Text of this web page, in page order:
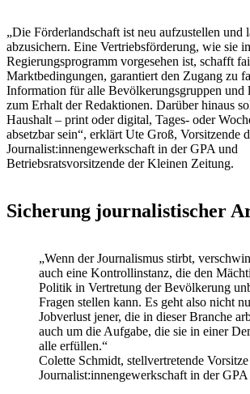
„Die Förderlandschaft ist neu aufzustellen und
abzusichern. Eine Vertriebsförderung, wie sie
Regierungsprogramm vorgesehen ist, schafft
Marktbedingungen, garantiert den Zugang zu
Information für alle Bevölkerungsgruppen und
zum Erhalt der Redaktionen. Darüber hinaus
Haushalt – print oder digital, Tages- oder
absetzbar sein“, erklärt Ute Groß, Vorsitzende
Journalist:innengewerkschaft in der GPA und
Betriebsratsvorsitzende der Kleinen Zeitung.
Sicherung journalistischer
„Wenn der Journalismus stirbt,
auch eine Kontrollinstanz, die den
Politik in Vertretung der Bevölkerung
Fragen stellen kann. Es geht also nicht
Jobverlust jener, die in dieser Branche
auch um die Aufgabe, die sie in einer
alle erfüllen.“
Colette Schmidt, stellvertretende
Journalist:innengewerkschaft in der GPA